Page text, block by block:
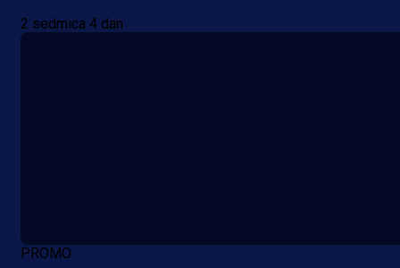
2 sedmica 4 dan
PROMO